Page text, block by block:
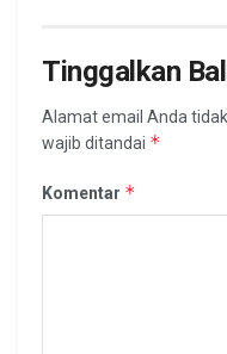
Tinggalkan
Alamat email Anda
wajib ditandai *
Komentar *